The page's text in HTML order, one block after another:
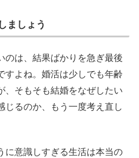
ましょう
のは、結果ばかりを急ぎ最後
すよね。婚活は少しでも年齢
、そもそも結婚をなぜしたい
じるのか、もう一度考え直し
に意識しすぎる生活は本当の